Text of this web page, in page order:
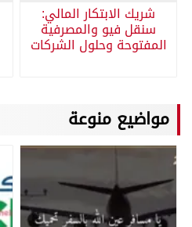
شريك الابتكار المالي:
سنقل فيو والمصرفية
المفتوحة وحلول الشركات
مواضيع منوعة